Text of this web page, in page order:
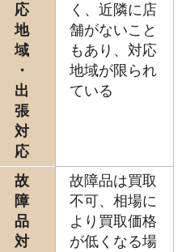
応
地
域
・
出
張
対
応
く、近隣に店
舗がないこと
もあり、対応
地域が限られ
ている
故
障
品
対
故障品は買取
不可、相場に
より買取価格
が低くなる場